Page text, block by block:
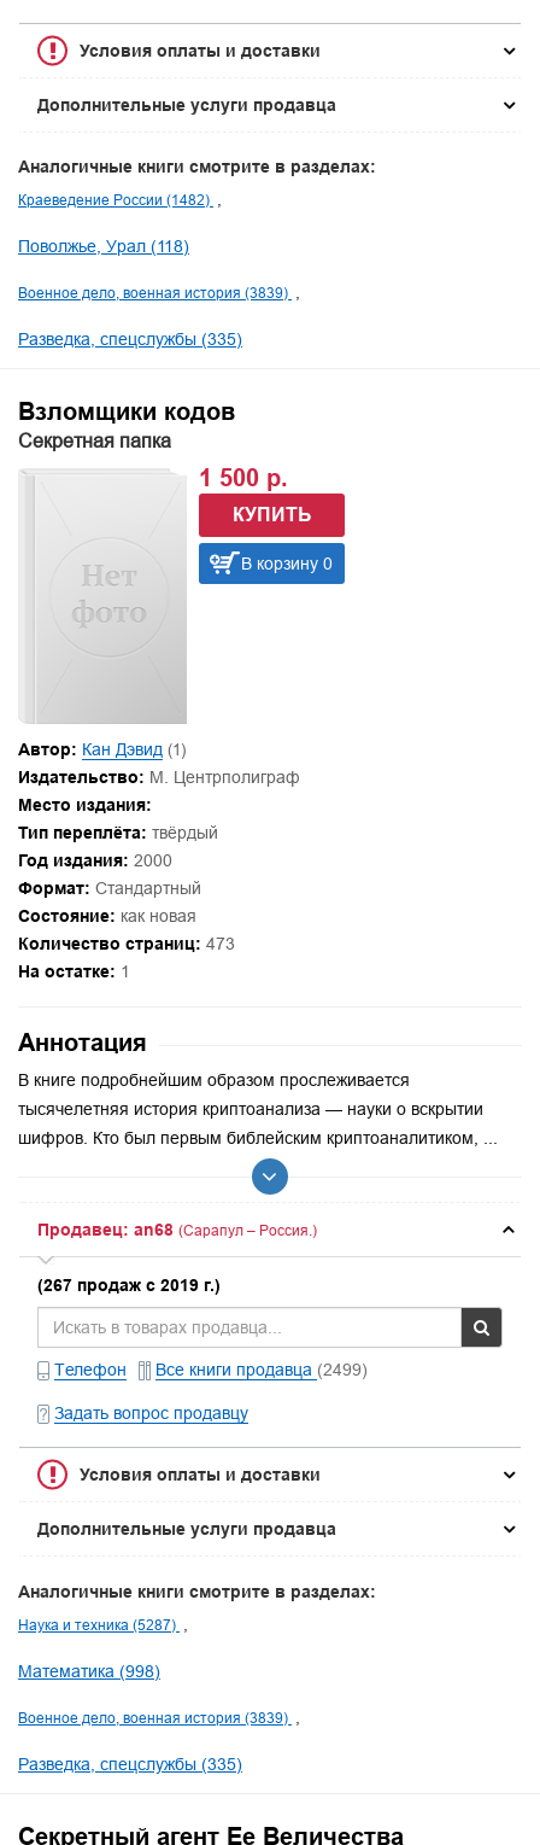
Условия оплаты и доставки
Дополнительные услуги продавца
Аналогичные книги смотрите в разделах:
Краеведение России (1482)
Поволжье, Урал (118)
Военное дело, военная история (3839)
Разведка, спецслужбы (335)
Взломщики кодов
Секретная папка
1 500 р.
КУПИТЬ
В корзину 0
Автор: Кан Дэвид (1)
Издательство: М. Центрполиграф
Место издания:
Тип переплёта: твёрдый
Год издания: 2000
Формат: Стандартный
Состояние: как новая
Количество страниц: 473
На остатке: 1
Аннотация
В книге подробнейшим образом прослеживается
тысячелетняя история криптоанализа — науки о вскрытии
шифров. Кто был первым библейским криптоаналитиком, ...
Продавец: an68 (Сарапул – Россия.)
(267 продаж с 2019 г.)
Телефон Все книги продавца (2499)
Задать вопрос продавцу
Условия оплаты и доставки
Дополнительные услуги продавца
Аналогичные книги смотрите в разделах:
Наука и техника (5287)
Математика (998)
Военное дело, военная история (3839)
Разведка, спецслужбы (335)
Секретный агент Ее Величества